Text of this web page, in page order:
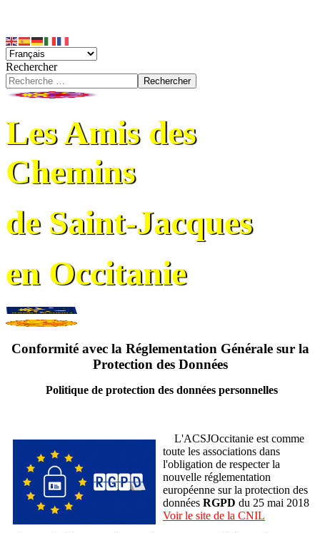
Rechercher
Rechercher
Les Amis des
Chemins
de Saint-Jacques
en Occitanie
Conformité avec la Réglementation Générale sur la
Protection des Données
Politique de protection des données personnelles
L'ACSJOccitanie est comme
toute les associations dans
l'obligation de respecter la
nouvelle réglementation
européenne sur la protection des
données RGPD du 25 mai 2018
Voir le site de la CNIL